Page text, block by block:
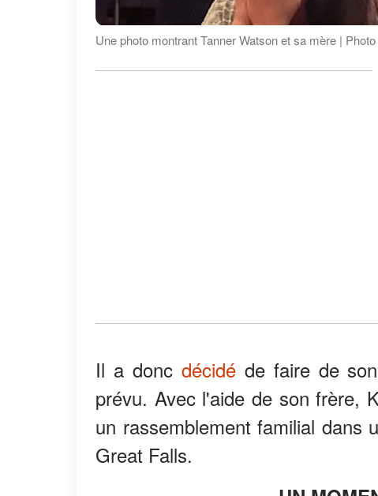
Une photo montrant Tanner Watson et sa mère |
Il a donc décidéde faire de son
prévu. Avec l'aide de son frère,
un rassemblement familial dans
Great Falls.